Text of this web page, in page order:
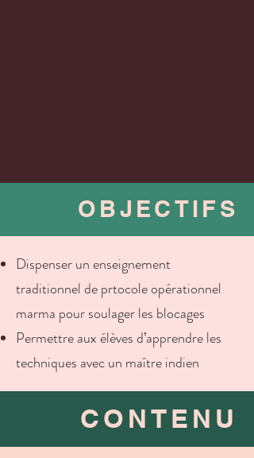
OBJECTIFS
Dispenser un enseignement
traditionnel de prtocole opérationnel
marma pour soulager les blocages
Permettre aux élèves d’apprendre les
techniques avec un maître indien
CONTENU